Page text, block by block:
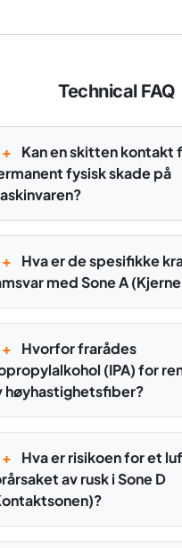
Technical FAQ
+
Kan en skitten kontakt
fysisk skade på
+
Hva er de spesifikke
med Sone A
+
Hvorfor frarådes
(IPA) for
høyhastighetsfiber?
+
Hva er risikoen for et
av rusk i Sone D